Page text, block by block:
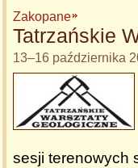
Zakopane
Tatrzańskie
13–16 października
sesji terenowych